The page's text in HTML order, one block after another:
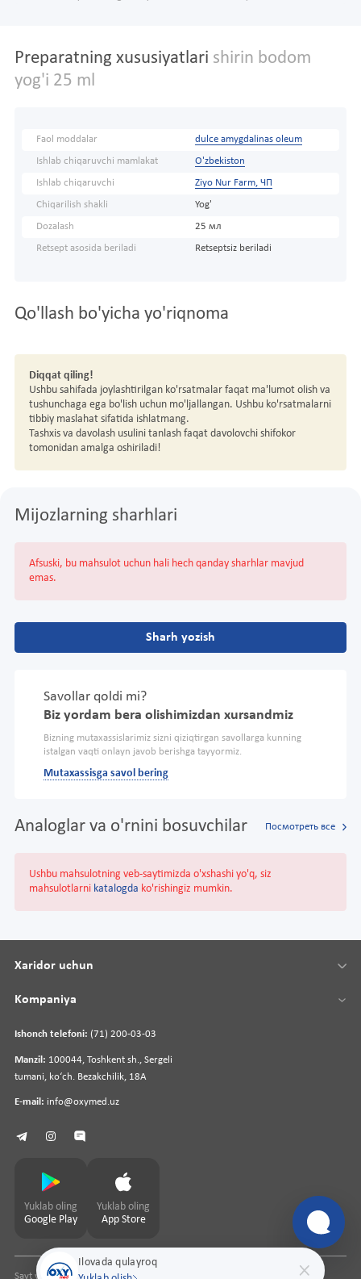
Preparatning xususiyatlari shirin bodom
yog'i 25 ml
Faol moddalar dulce amygdalinas oleum
Ishlab chiqaruvchi mamlakat O'zbekiston
Ishlab chiqaruvchi Ziyo Nur Farm, ЧП
Chiqarilish shakli Yog'
Dozalash 25 мл
Retsept asosida beriladi Retseptsiz beriladi
Qo'llash bo'yicha yo'riqnoma
Diqqat qiling!
Ushbu sahifada joylashtirilgan ko'rsatmalar faqat ma'lumot olish va
tushunchaga ega bo'lish uchun mo'ljallangan. Ushbu ko'rsatmalarni
tibbiy maslahat sifatida ishlatmang.
Tashxis va davolash usulini tanlash faqat davolovchi shifokor
tomonidan amalga oshiriladi!
Mijozlarning sharhlari
Afsuski, bu mahsulot uchun hali hech qanday sharhlar mavjud
emas.
Sharh yozish
Savollar qoldi mi?
Biz yordam bera olishimizdan xursandmiz
Bizning mutaxassislarimiz sizni qiziqtirgan savollarga kunning
istalgan vaqti onlayn javob berishga tayyormiz.
Mutaxassisga savol bering
Analoglar va o'rnini bosuvchilar Посмотреть все
Ushbu mahsulotning veb-saytimizda o'xshashi yo'q, siz
mahsulotlarni katalogda ko'rishingiz mumkin.
Ilovada qulayroq
Ishonch telefoni: (71) 200-03-03
Manzil: 100044, Toshkent sh., Sergeli
tumani, koʻch. Bezakchilik, 18A
E-mail: info@oxymed.uz
Xaridor uchun
Kompaniya
Yuklab oling
Google Play
Yuklab oling
App Store
Sayt yaratuvchipharmit.uz